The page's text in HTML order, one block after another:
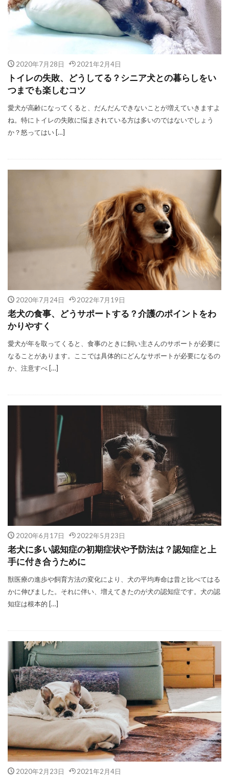
2020年7月28日 2021年2月4日
トイレの失敗、どうしてる？シニア犬との暮らしをい
つまでも楽しむコツ
愛犬が高齢になってくると、だんだんできないことが増えていきますよ
ね。特にトイレの失敗に悩まされている方は多いのではないでしょう
か？怒ってはい […]
2020年7月24日 2022年7月19日
老犬の食事、どうサポートする？介護のポイントをわ
かりやすく
愛犬が年を取ってくると、食事のときに飼い主さんのサポートが必要に
なることがあります。ここでは具体的にどんなサポートが必要になるの
か、注意すべ […]
2020年6月17日 2022年5月23日
老犬に多い認知症の初期症状や予防法は？認知症と上
手に付き合うために
獣医療の進歩や飼育方法の変化により、犬の平均寿命は昔と比べてはる
かに伸びました。それに伴い、増えてきたのが犬の認知症です。犬の認
知症は根本的 […]
2020年2月23日 2021年2月4日